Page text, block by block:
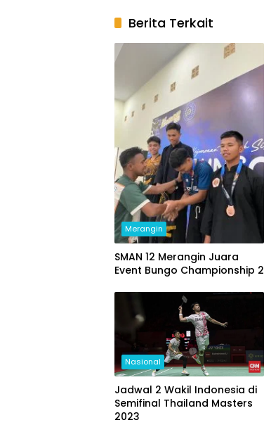
Berita Terkait
Merangin
SMAN 12 Merangin Juara
Event Bungo Championship 2
Nasional
Jadwal 2 Wakil Indonesia di
Semifinal Thailand Masters
2023